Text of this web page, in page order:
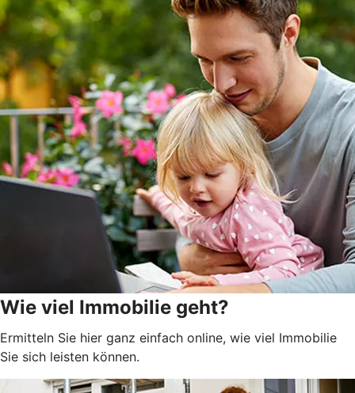
Wie viel Immobilie geht?
Ermitteln Sie hier ganz einfach online, wie viel Immobilie
Sie sich leisten können.